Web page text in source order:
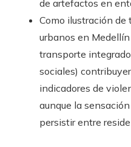
de artefactos en
Como ilustración
urbanos en
transporte
sociales)
indicadores de
aunque la
persistir entre